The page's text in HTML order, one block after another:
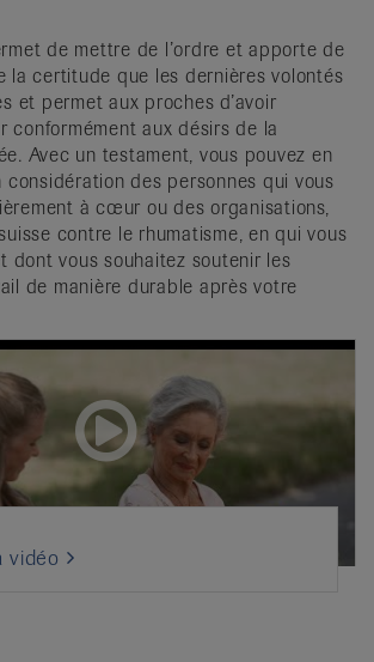
de mettre de l’ordre et apporte de
la certitude que les dernières volontés
et permet aux proches d’avoir
conformément aux désirs de la
Avec un testament, vous pouvez en
des personnes qui vous
à cœur ou des organisations,
contre le rhumatisme, en qui vous
dont vous souhaitez soutenir les
de manière durable après votre
vidéo